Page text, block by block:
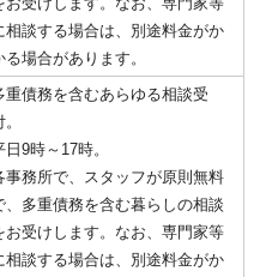
相談する場合は、別途料金がか
る場合があります。
重債務を含むあらゆる相談受
日9時～17時。
事務所で、スタッフが原則無料
、多重債務を含む暮らしの相談
お受けします。なお、専門家等
相談する場合は、別途料金がか